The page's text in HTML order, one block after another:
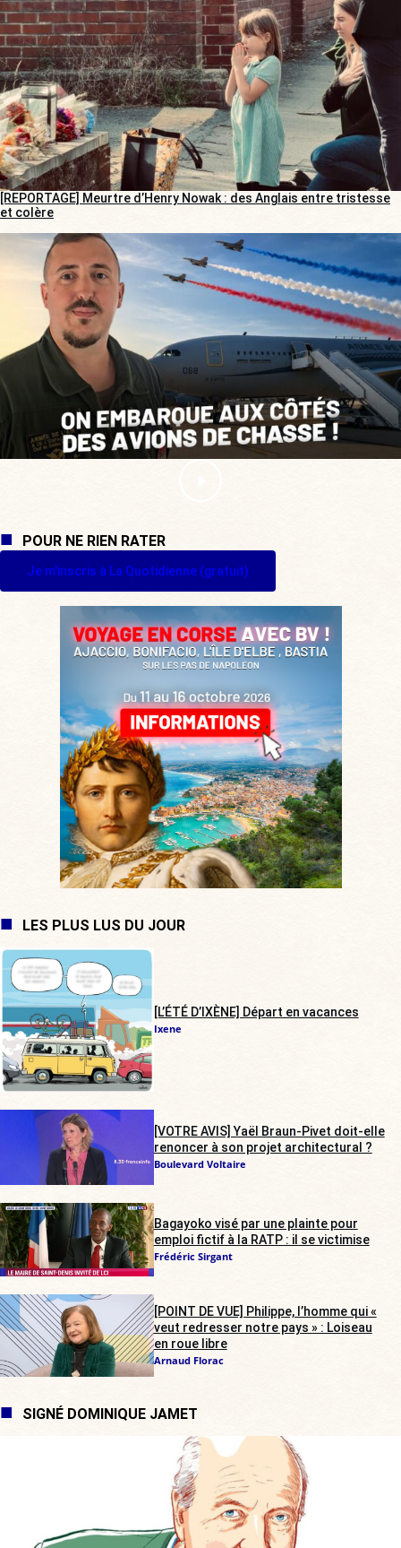
[REPORTAGE] Meurtre d’Henry Nowak : des Anglais entre tristesse
et colère
POUR NE RIEN RATER
Je m'inscris à La Quotidienne (gratuit)
LES PLUS LUS DU JOUR
[L’ÉTÉ D’IXÈNE] Départ en vacances
Ixene
[VOTRE AVIS] Yaël Braun-Pivet doit-elle
renoncer à son projet architectural ?
Boulevard Voltaire
Bagayoko visé par une plainte pour
emploi fictif à la RATP : il se victimise
Frédéric Sirgant
[POINT DE VUE] Philippe, l’homme qui «
veut redresser notre pays » : Loiseau
en roue libre
Arnaud Florac
SIGNÉ DOMINIQUE JAMET